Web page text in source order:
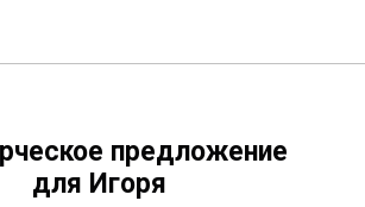
предложение
для Игоря